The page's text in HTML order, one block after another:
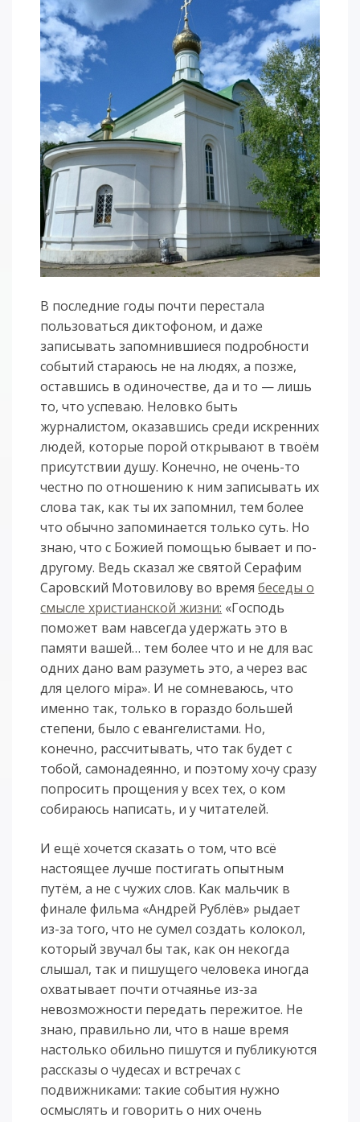
В последние годы почти перестала
пользоваться диктофоном, и даже
записывать запомнившиеся подробности
событий стараюсь не на людях, а позже,
оставшись в одиночестве, да и то — лишь
то, что успеваю. Неловко быть
журналистом, оказавшись среди искренних
людей, которые порой открывают в твоём
присутствии душу. Конечно, не очень-то
честно по отношению к ним записывать их
слова так, как ты их запомнил, тем более
что обычно запоминается только суть. Но
знаю, что с Божией помощью бывает и по-
другому. Ведь сказал же святой Серафим
Саровский Мотовилову во времябеседы о
смысле христианской жизни: «Господь
поможет вам навсегда удержать это в
памяти вашей… тем более что и не для вас
одних дано вам разуметь это, а через вас
для целого мiра». И не сомневаюсь, что
именно так, только в гораздо большей
степени, было с евангелистами. Но,
конечно, рассчитывать, что так будет с
тобой, самонадеянно, и поэтому хочу сразу
попросить прощения у всех тех, о ком
собираюсь написать, и у читателей.
И ещё хочется сказать о том, что всё
настоящее лучше постигать опытным
путём, а не с чужих слов. Как мальчик в
финале фильма «Андрей Рублёв» рыдает
из-за того, что не сумел создать колокол,
который звучал бы так, как он некогда
слышал, так и пишущего человека иногда
охватывает почти отчаянье из-за
невозможности передать пережитое. Не
знаю, правильно ли, что в наше время
настолько обильно пишутся и публикуются
рассказы о чудесах и встречах с
подвижниками: такие события нужно
осмыслять и говорить о них очень